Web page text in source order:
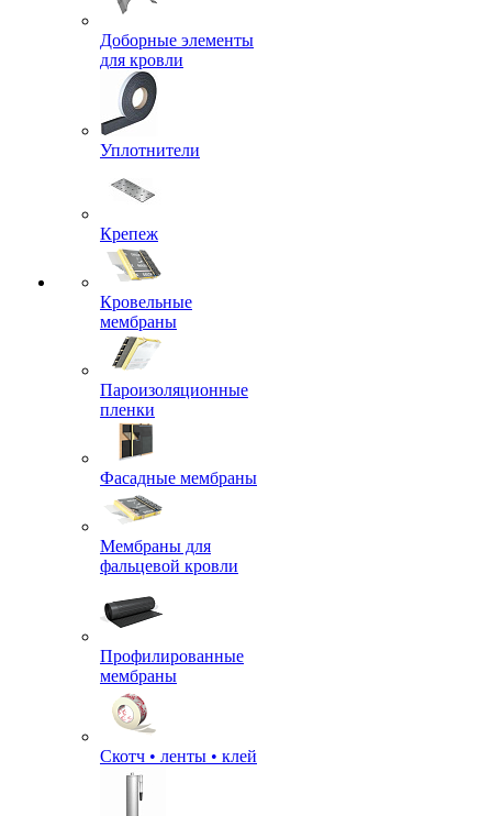
Доборные элементы
для кровли
Уплотнители
Крепеж
Кровельные
мембраны
Пароизоляционные
пленки
Фасадные мембраны
Мембраны для
фальцевой кровли
Профилированные
мембраны
Скотч • ленты • клей